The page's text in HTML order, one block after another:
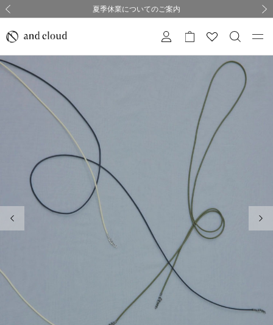
採用のご案内
熊本県熊本地方を震源とする地震の影響について
夏季休業についてのご案内
購入証明書ペーパーレス化のお知らせ
採用のご案内
熊本県熊本地方を震源とする地震の影響について